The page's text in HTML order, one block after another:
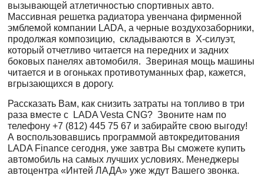
вызывающей атлетичностью спортивных авто.
Массивная решетка радиатора увенчана фирменной
эмблемой компании LADA, а черные воздухозаборники,
продолжая композицию, складываются в Х-силуэт,
который отчетливо читается на передних и задних
боковых панелях автомобиля. Звериная мощь машины
читается и в огоньках противотуманных фар, кажется,
вгрызающихся в дорогу.
Рассказать Вам, как снизить затраты на топливо в три
раза вместе с LADA Vesta CNG? Звоните нам по
телефону+7 (812) 445 75 67 и забирайте свою выгоду!
А воспользовавшись программой автокредитования
LADA Finance сегодня, уже завтра Вы сможете купить
автомобиль на самых лучших условиях. Менеджеры
автоцентра «Интей ЛАДА» уже ждут Вашего звонка.